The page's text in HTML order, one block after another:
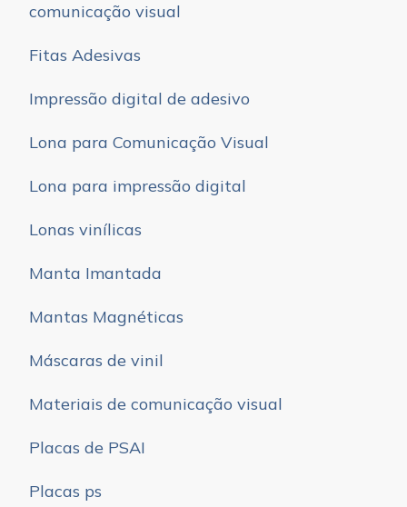
comunicação visual
Fitas Adesivas
Impressão digital de adesivo
Lona para Comunicação Visual
Lona para impressão digital
Lonas vinílicas
Manta Imantada
Mantas Magnéticas
Máscaras de vinil
Materiais de comunicação visual
Placas de PSAI
Placas ps